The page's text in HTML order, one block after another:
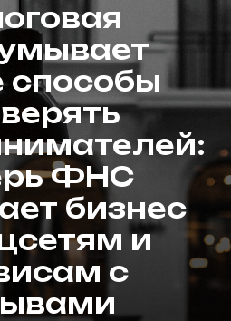
способы
ФНС
бизнес
и
с